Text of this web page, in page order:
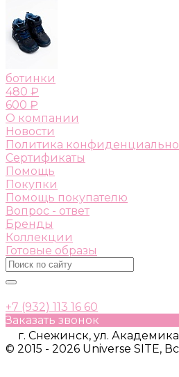
ботинки
480 ₽
600 ₽
О компании
Новости
Политика
Сертификаты
Помощь
Покупки
Помощь покупателю
Вопрос - ответ
Бренды
Коллекции
Готовые образы
+7 (932) 113 16 60
Заказать звонок
г. Снежинск, ул.
© 2015 - 2026 Universe SITE,